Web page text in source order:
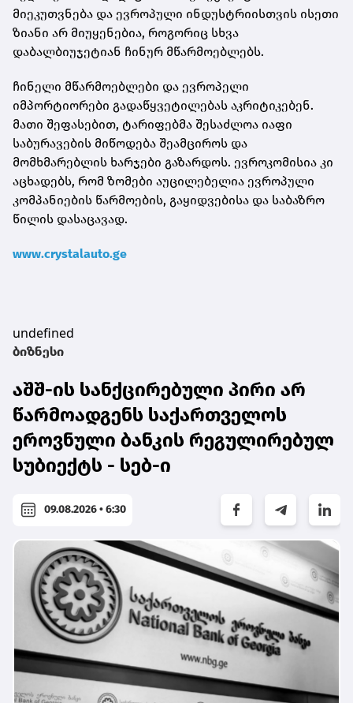
მიეკუთვნება და ევროპული ინდუსტრიისთვის ისეთი
ზიანი არ მიუყენებია, როგორიც სხვა
დაბალბიუჯეტიან ჩინურ მწარმოებლებს.
ჩინელი მწარმოებლები და ევროპელი
იმპორტიორები გადაწყვეტილებას აკრიტიკებენ.
მათი შეფასებით, ტარიფებმა შესაძლოა იაფი
საბურავების მიწოდება შეამციროს და
მომხმარებლის ხარჯები გაზარდოს. ევროკომისია კი
აცხადებს, რომ ზომები აუცილებელია ევროპული
კომპანიების წარმოების, გაყიდვებისა და საბაზრო
წილის დასაცავად.
www.crystalauto.ge
undefined
ბიზნესი
აშშ-ის სანქცირებული პირი არ
წარმოადგენს საქართველოს
ეროვნული ბანკის რეგულირებულ
სუბიექტს - სებ-ი
09.08.2026 • 6:30